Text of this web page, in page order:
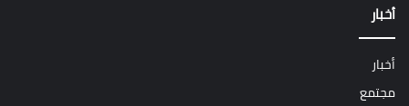
أخبار
أخبار
مجتمع